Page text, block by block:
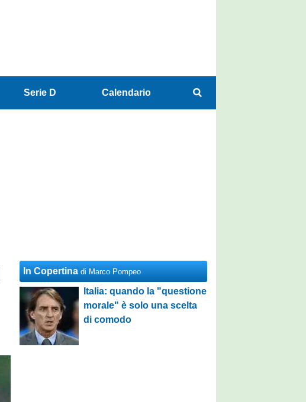
Serie D Calendario
In Copertina di Marco Pompeo
Italia: quando la "questione
morale" è solo una scelta
di comodo